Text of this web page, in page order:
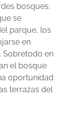
bosques.
se
parque, los
en
Sobretodo en
el bosque
oportunidad
terrazas del